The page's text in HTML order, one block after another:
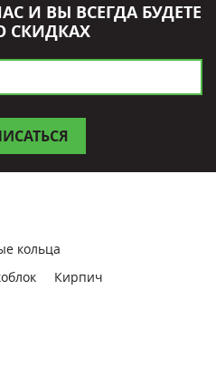
И ВЫ ВСЕГДА БУДЕТЕ
СКИДКАХ
кольца
Кирпич